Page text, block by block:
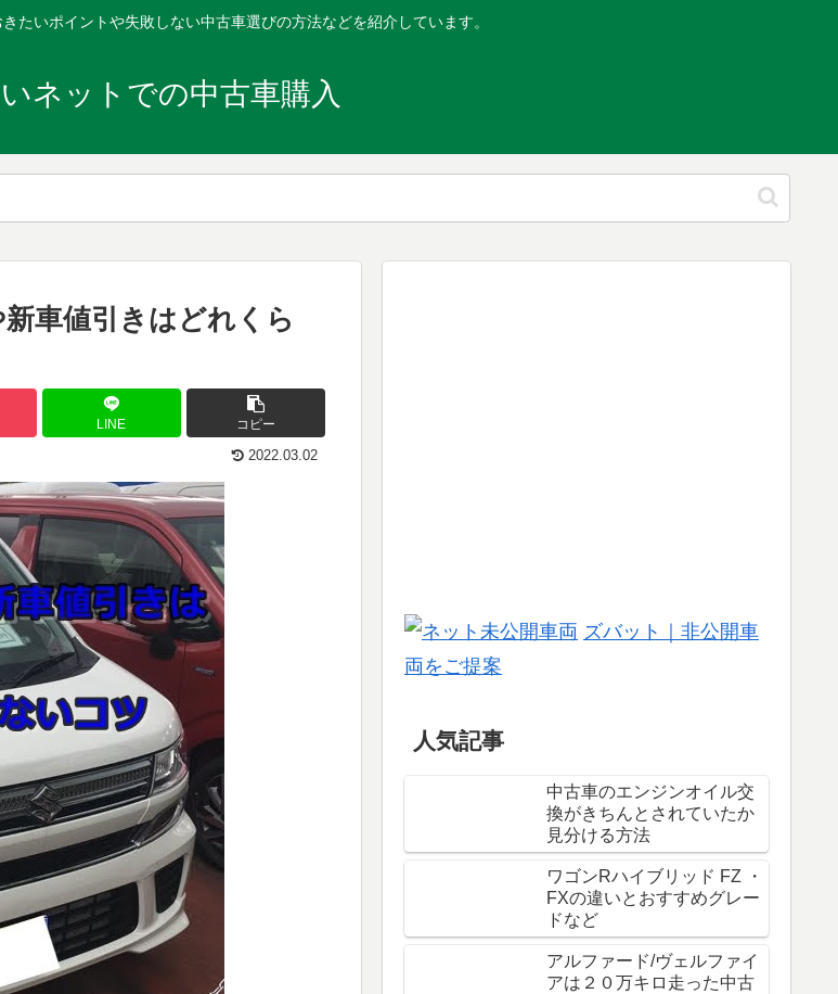
たいポイントや失敗しない中古車選びの方法などを紹介しています。
ネットでの中古車購入
車値引きはどれくら
LINE コピー
2022.03.02
ズバット｜非公開車
両をご提案
人気記事
中古車のエンジンオイル交
換がきちんとされていたか
見分ける方法
ワゴンRハイブリッド FZ ・
FXの違いとおすすめグレー
ドなど
アルファード/ヴェルファイ
アは２０万キロ走った中古